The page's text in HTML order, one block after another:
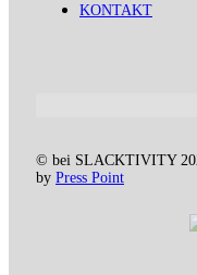
KONTAKT
© bei SLACKTIVITY
by Press Point